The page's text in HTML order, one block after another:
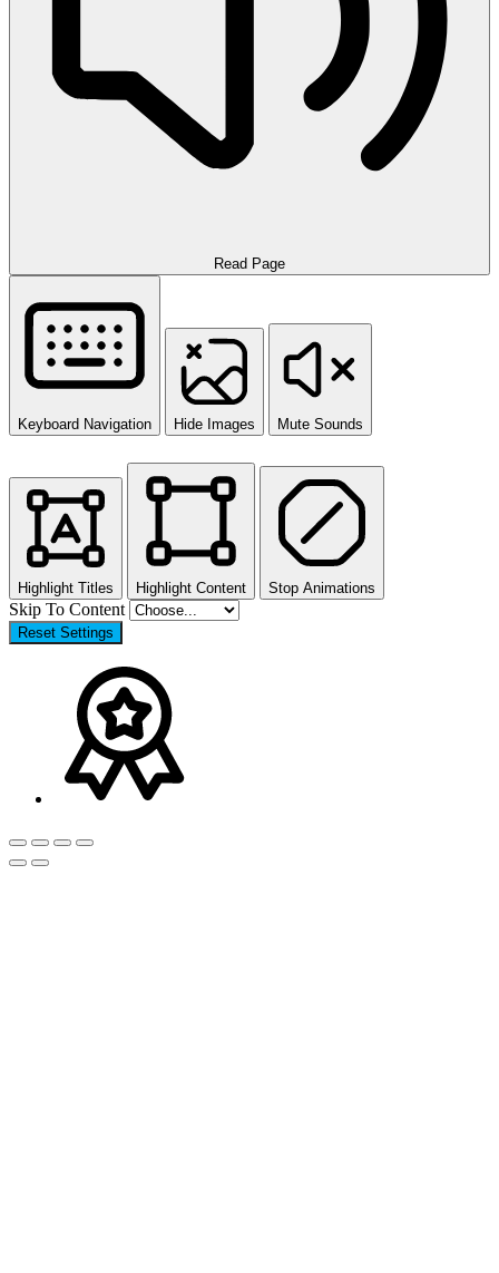
Read Page
Keyboard Navigation Hide Images Mute Sounds
Highlight Titles Highlight Content Stop Animations
Skip To Content
Reset Settings